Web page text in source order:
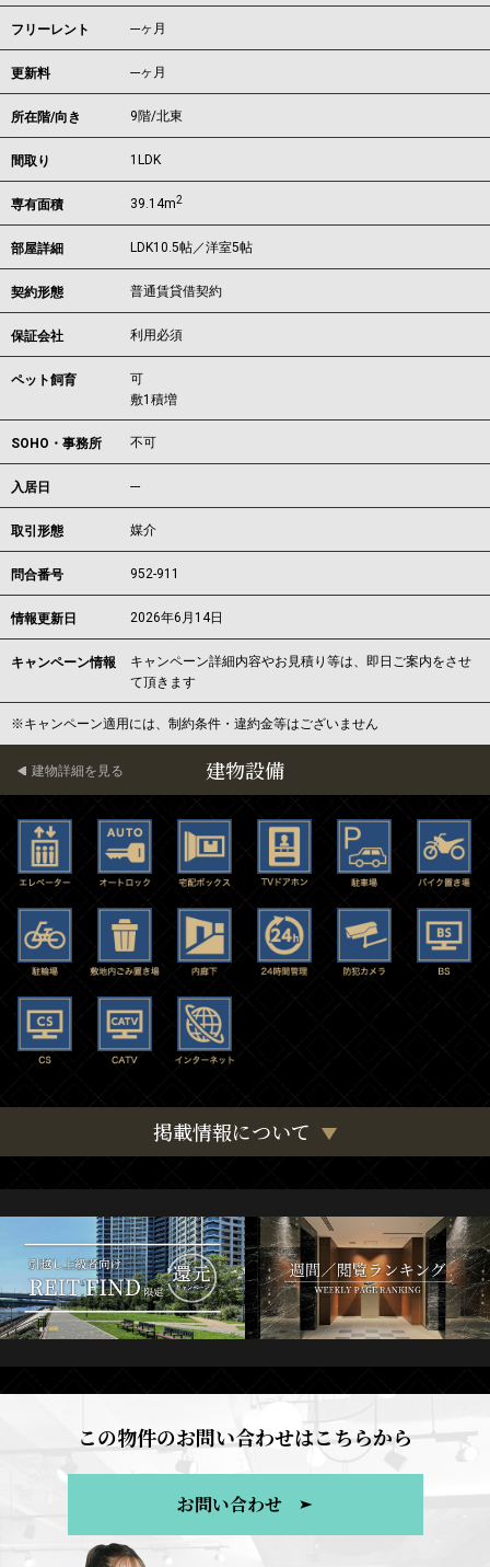
フリーレント ---ヶ月
更新料 ---ヶ月
所在階/向き 9階/北東
間取り 1LDK
専有面積 39.14m2
部屋詳細 LDK10.5帖／洋室5帖
契約形態 普通賃貸借契約
保証会社 利用必須
ペット飼育
可
敷1積増
SOHO・事務所 不可
入居日 ---
取引形態 媒介
問合番号 952-911
情報更新日 2026年6月14日
キャンペーン情報
キャンペーン詳細内容やお見積り等は、即日ご案内をさせ
て頂きます
※キャンペーン適用には、制約条件・違約金等はございません
建物設備
建物詳細を見る
掲載情報について
この物件のお問い合わせはこちらから
お問い合わせ